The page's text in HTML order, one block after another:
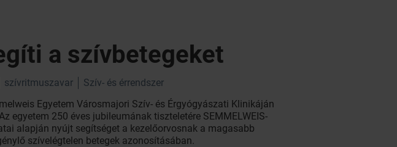
a szívbetegeket
szívritmuszavar
Szív- és érrendszer
Egyetem Városmajori Szív- és Érgyógyászati Klinikáján
egyetem 250 éves jubileumának tiszteletére SEMMELWEIS-
alapján nyújt segítséget a kezelőorvosnak a magasabb
szívelégtelen betegek azonosításában.